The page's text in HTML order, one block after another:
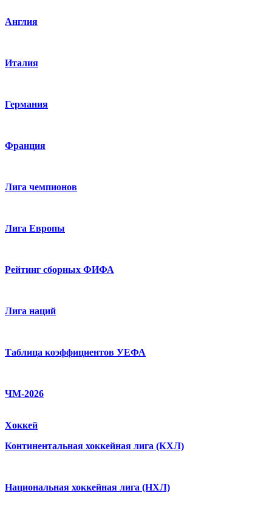
Англия
Италия
Германия
Франция
Лига чемпионов
Лига Европы
Рейтинг сборных ФИФА
Лига наций
Таблица коэффициентов УЕФА
ЧМ-2026
Хоккей
Континентальная хоккейная лига (КХЛ)
Национальная хоккейная лига (НХЛ)